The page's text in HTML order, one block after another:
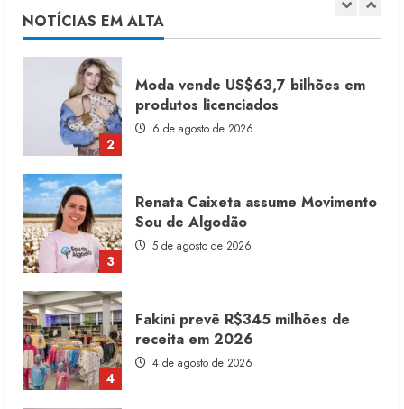
NOTÍCIAS EM ALTA
2
6 de agosto de 2026
3
Renata Caixeta assume Movimento
Sou de Algodão
5 de agosto de 2026
4
Fakini prevê R$345 milhões de
receita em 2026
4 de agosto de 2026
5
Projeto testa passaporte digital na
moda nacional
4 de agosto de 2026